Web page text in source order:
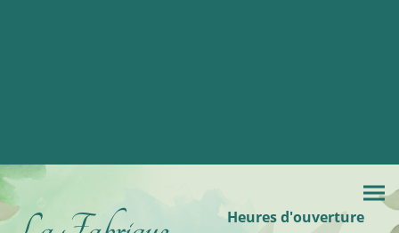
Heures d'ouverture